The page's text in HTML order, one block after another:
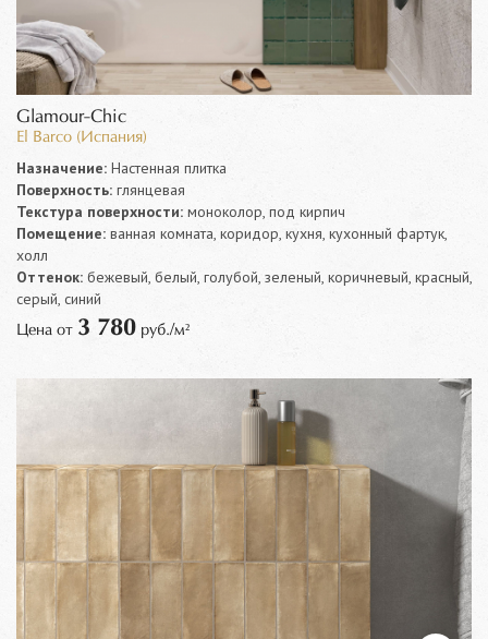
Glamour-Chic
El Barco (Испания)
Назначение: Настенная плитка
Поверхность: глянцевая
Текстура поверхности: моноколор, под кирпич
Помещение: ванная комната, коридор, кухня, кухонный фартук,
холл
Оттенок: бежевый, белый, голубой, зеленый, коричневый, красный,
серый, синий
Цена от 3 780 руб./м²